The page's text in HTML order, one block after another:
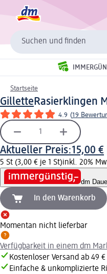
Suchen und finden
Startseite
GilletteRasierklingen
4.9 (19
Aktueller Preis:15,00 €
5 St (3,00 € je 1 St)inkl. 20%
dm
In den Warenkorb
Momentan nicht lieferbar
Verfügbarkeit in einem dm
Kostenloser Versand ab 49
Einfache & unkomplizierte